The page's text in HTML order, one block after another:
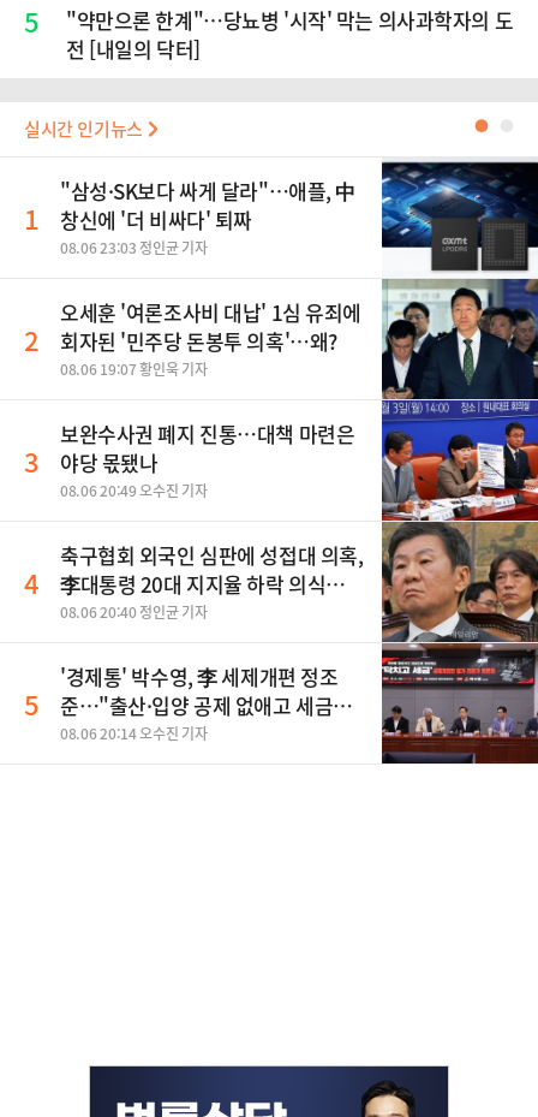
5
"약만으론 한계"…당뇨병 '시작' 막는 의사과학자의 도
전 [내일의 닥터]
실시간 인기뉴스 ●
1
"삼성·SK보다 싸게 달라"…애플, 中
창신에 '더 비싸다' 퇴짜
08.06 23:03 정인균 기자
2
오세훈 '여론조사비 대납' 1심 유죄에
회자된 '민주당 돈봉투 의혹'…왜?
08.06 19:07 황인욱 기자
3
보완수사권 폐지 진통…대책 마련은
야당 몫됐나
08.06 20:49 오수진 기자
4
축구협회 외국인 심판에 성접대 의혹,
李대통령 20대 지지율 하락 의식했
나, 삼전닉스 올인은 금물, SK하이닉
민석 "과반 승리 가능성 99%" 등
08.06 20:40 정인균 기자
5
'경제통' 박수영, 李 세제개편 정조
준…"출산·입양 공제 없애고 세금폭
탄"
08.06 20:14 오수진 기자